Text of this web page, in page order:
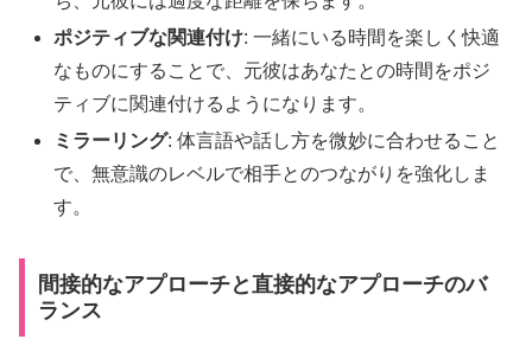
ポジティブな関連付け: 一緒にいる時間を楽しく快適
なものにすることで、元彼はあなたとの時間をポジ
ティブに関連付けるようになります。
ミラーリング: 体言語や話し方を微妙に合わせること
で、無意識のレベルで相手とのつながりを強化しま
す。
間接的なアプローチと直接的なアプローチのバ
ランス